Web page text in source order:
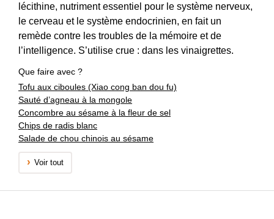
lécithine, nutriment essentiel pour le système nerveux,
le cerveau et le système endocrinien, en fait un
remède contre les troubles de la mémoire et de
l’intelligence. S’utilise crue : dans les vinaigrettes.
Que faire avec ?
Tofu aux ciboules (Xiao cong ban dou fu)
Sauté d’agneau à la mongole
Concombre au sésame à la fleur de sel
Chips de radis blanc
Salade de chou chinois au sésame
Voir tout